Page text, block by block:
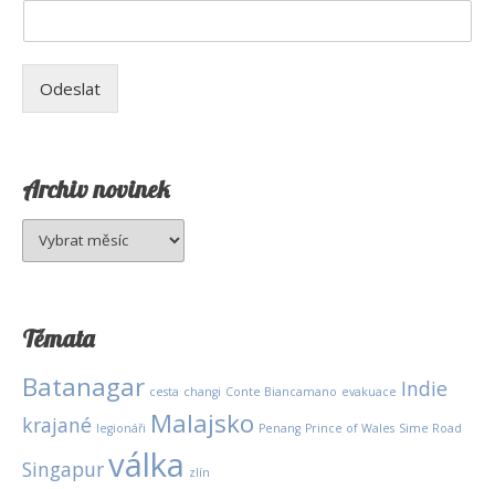
Odeslat
Archiv novinek
Archiv
novinek
Témata
Batanagar cesta changi Conte Biancamano evakuace Indie
krajané legionáři Malajsko Penang Prince of Wales Sime Road
Singapurválka zlín